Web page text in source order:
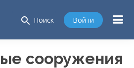
search Поиск Войти
сооружения